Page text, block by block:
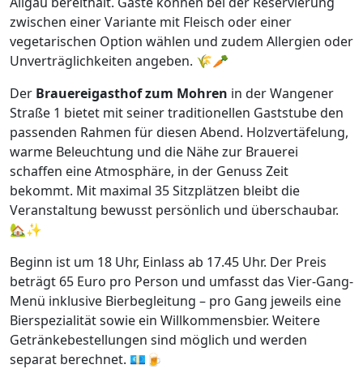
zwischen einer Variante mit Fleisch oder einer
vegetarischen Option wählen und zudem Allergien oder
Unverträglichkeiten angeben. 🌾🥕
Der Brauereigasthof zum Mohren in der Wangener
Straße 1 bietet mit seiner traditionellen Gaststube den
passenden Rahmen für diesen Abend. Holzvertäfelung,
warme Beleuchtung und die Nähe zur Brauerei
schaffen eine Atmosphäre, in der Genuss Zeit
bekommt. Mit maximal 35 Sitzplätzen bleibt die
Veranstaltung bewusst persönlich und überschaubar.
🏡✨
Beginn ist um 18 Uhr, Einlass ab 17.45 Uhr. Der Preis
beträgt 65 Euro pro Person und umfasst das Vier-Gang-
Menü inklusive Bierbegleitung – pro Gang jeweils eine
Bierspezialität sowie ein Willkommensbier. Weitere
Getränkebestellungen sind möglich und werden
separat berechnet. 💶🍺